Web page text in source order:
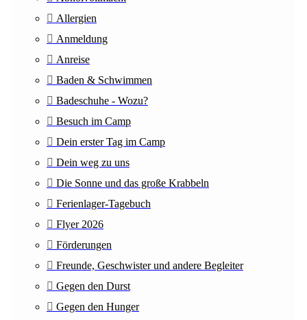
Allergien
Anmeldung
Anreise
Baden & Schwimmen
Badeschuhe - Wozu?
Besuch im Camp
Dein erster Tag im Camp
Dein weg zu uns
Die Sonne und das große Krabbeln
Ferienlager-Tagebuch
Flyer 2026
Förderungen
Freunde, Geschwister und andere Begleiter
Gegen den Durst
Gegen den Hunger